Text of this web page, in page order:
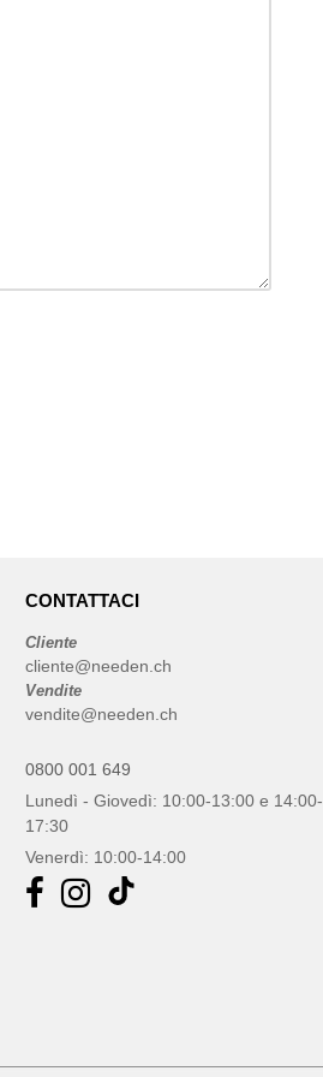
CONTATTACI
Cliente
cliente@needen.ch
Vendite
vendite@needen.ch
0800 001 649
Lunedì - Giovedì: 10:00-13:00 e 14:00-
17:30
Venerdì: 10:00-14:00